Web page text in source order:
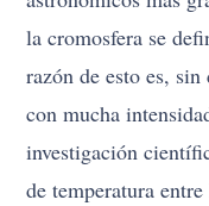
la cromosfera se
razón de esto es,
con mucha
investigación
de temperatura